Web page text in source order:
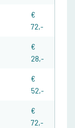
€
72,-
€
28,-
€
52,-
€
72,-